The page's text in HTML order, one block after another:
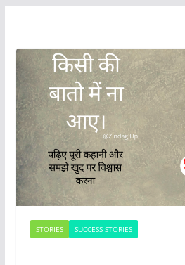
STORIES SUCCESS STORIES